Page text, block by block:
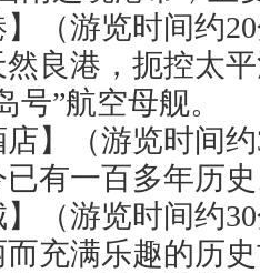
】（游览时间约20
良港，扼控太
号”航空母舰。
店】（游览时间约
有一百多年历
】（游览时间约30
充满乐趣的历